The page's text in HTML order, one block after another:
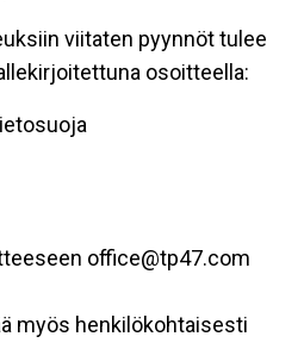
viitaten pyynnöt tulee
osoitteella:
office@tp47.com
myös henkilökohtaisesti